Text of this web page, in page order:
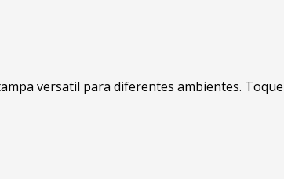
versatil para diferentes ambientes.